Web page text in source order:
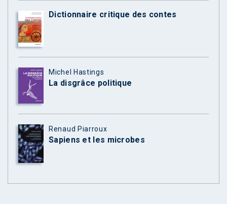
Dictionnaire critique des contes
Michel Hastings
La disgrâce politique
Renaud Piarroux
Sapiens et les microbes